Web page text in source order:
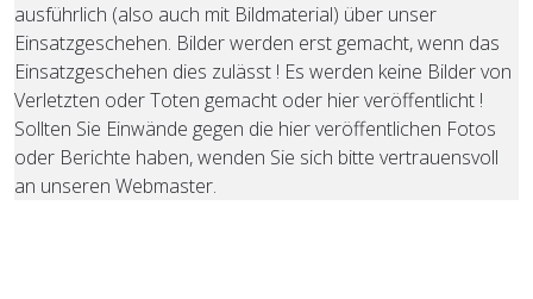
ausführlich (also auch mit Bildmaterial) über unser
Einsatzgeschehen. Bilder werden erst gemacht, wenn das
Einsatzgeschehen dies zulässt ! Es werden keine Bilder von
Verletzten oder Toten gemacht oder hier veröffentlicht !
Sollten Sie Einwände gegen die hier veröffentlichen Fotos
oder Berichte haben, wenden Sie sich bitte vertrauensvoll
an unseren Webmaster.